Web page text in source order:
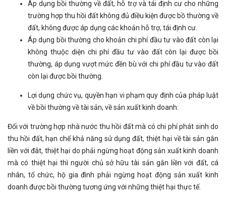
Áp dụng bồi thường về đất, hỗ trợ và tái định cư cho những
trường hợp thu hồi đất không đủ điều kiện được bồ thường về
đất, không được áp dụng các khoản hỗ trợ, tái định cư.
Áp dụng bồi thường cho khoản chi phí đầu tư vào đất còn lại
không thuộc diện chi phí đầu tư vào đất còn lại được bồi
thường, áp dụng vượt mức đền bù với chi phí đầu tư vào đất
còn lại được bồi thường.
Lợi dụng chức vụ, quyền hạn vi phạm quy định của pháp luật
về bồi thường về tài sản, về sản xuất kinh doanh:
Đối với trường hợp nhà nước thu hồi đất mà có chi phí phát sinh do
thu hồi đất, hạn chế khả năng sử dụng đất, thiệt hại về tài sản gắn
liền với đât, thiệt hại do phải ngừng hoạt động sản xuất kinh doanh
mà có thiệt hại thì người chủ sở hữu tài sản gắn liền với đất, cá
nhân, tổ chức, hộ gia đình phải ngừng hoạt động sản xuất kinh
doanh được bồi thường tương ứng với những thiệt hại thực tế.